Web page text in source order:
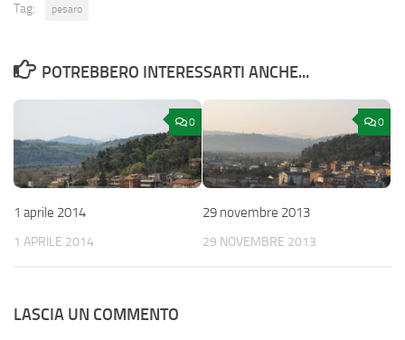
Tag: pesaro
POTREBBERO INTERESSARTI ANCHE...
0
1 aprile 2014
1 APRILE 2014
0
29 novembre 2013
29 NOVEMBRE 2013
LASCIA UN COMMENTO